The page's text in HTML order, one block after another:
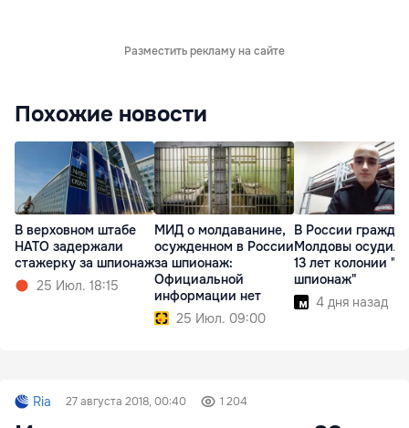
Разместить рекламу на сайте
Похожие новости
В верховном штабе
НАТО задержали
стажерку за шпионаж
25 Июл. 18:15
МИД о молдаванине,
осужденном в России
за шпионаж:
Официальной
информации нет
25 Июл. 09:00
В России
Молдовы
13 лет колонии "за
шпионаж"
4 дня назад
Ria 27 августа 2018, 00:40 1 204